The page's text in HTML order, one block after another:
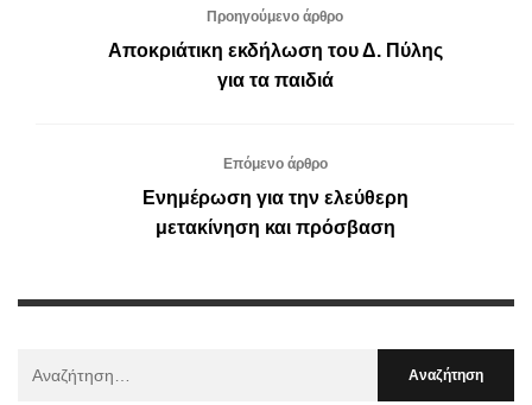
Προηγούμενο άρθρο
Αποκριάτικη εκδήλωση του Δ. Πύλης
για τα παιδιά
Επόμενο άρθρο
Ενημέρωση για την ελεύθερη
μετακίνηση και πρόσβαση